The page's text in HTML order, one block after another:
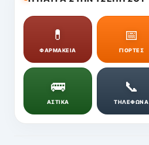
💊
ΦΑΡΜΑΚΕΙΑ
📅
ΓΙΟΡΤΕΣ
🚌
ΑΣΤΙΚΑ
📞
ΤΗΛΕΦΩΝΑ